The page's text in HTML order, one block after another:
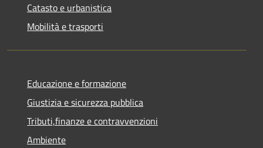
Catasto e urbanistica
Mobilità e trasporti
Educazione e formazione
Giustizia e sicurezza pubblica
Tributi,finanze e contravvenzioni
Ambiente